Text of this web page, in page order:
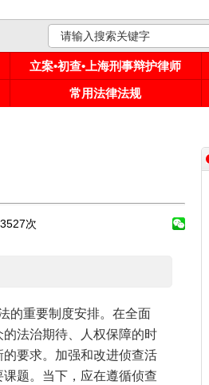
立案•初查•上海刑事辩护律师
常用法律法规
3527次
重要制度安排。在全面
法治期待、人权保障的时
要求。加强和改进侦查活
题。当下，应在遵循侦查